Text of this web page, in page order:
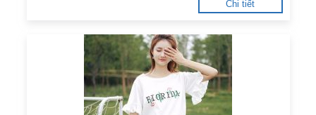
Chi tiết